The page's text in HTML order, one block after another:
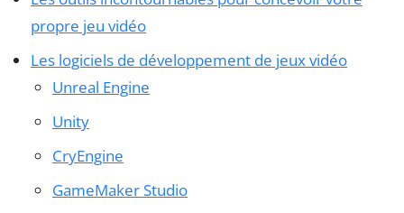
propre jeu vidéo
Les logiciels de développement de jeux vidéo
Unreal Engine
Unity
CryEngine
GameMaker Studio